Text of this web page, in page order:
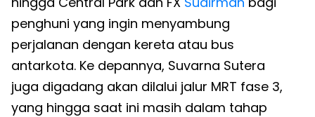
penghuni yang ingin menyambung
perjalanan dengan kereta atau bus
antarkota. Ke depannya, Suvarna Sutera
juga digadang akan dilalui jalur MRT fase 3,
yang hingga saat ini masih dalam tahap